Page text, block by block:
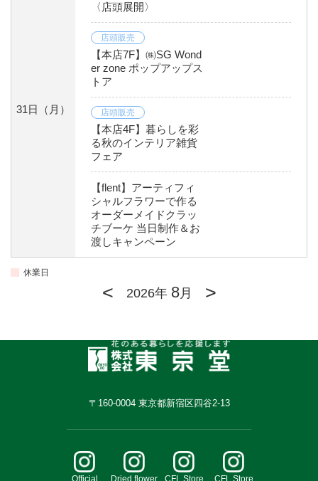
31日 （月）
〈店頭展開〉
店頭販売
【本店7F】㈱SG Wond
er zone ポップアップス
トア
店頭販売
【本店4F】暮らしを彩
る秋のインテリア雑貨
フェア
【flent】アーティフィ
シャルフラワーで作る
オーダーメイドクラッ
チブーケ 当日制作＆お
渡しキャンペーン
休業日
< 2026年 8月 >
〒160-0004 東京都新宿区四谷2-13
Official Dried flower CFL Store CFL Store